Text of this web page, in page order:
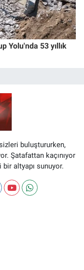
Yolu'nda 53 yıllık
buluştururken,
Şatafattan kaçınıyor
altyapı sunuyor.